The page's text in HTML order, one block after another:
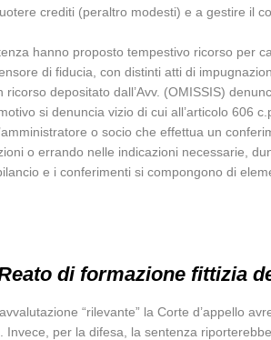
crediti (peraltro modesti) e a gestire il
hanno proposto tempestivo ricorso per
di fiducia, con distinti atti di
ricorso depositato dall’Avv. (OMISSIS)
si denuncia vizio di cui all’articolo 606
o socio che effettua un
o errando nelle indicazioni necessarie,
e i conferimenti si compongono di
di formazione fittizia
“rilevante” la Corte d’appello
Invece, per la difesa, la sentenza